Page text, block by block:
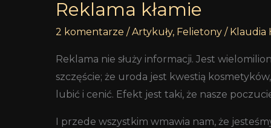
Reklama kłamie
2 komentarze /Artykuły, Felietony / Klaudia
Reklama nie służy informacji. Jest
szczęście; że uroda jest kwestią
lubić i cenić. Efekt jest taki, że nasze
I przede wszystkim wmawia nam, że